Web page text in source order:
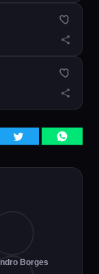
Borges